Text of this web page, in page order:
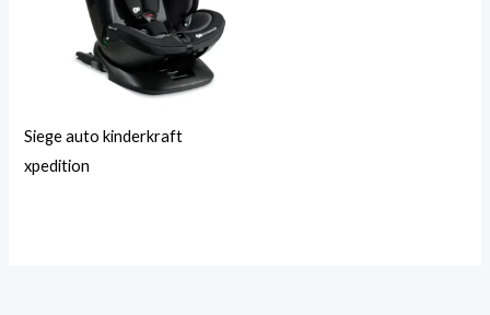
Siege auto kinderkraft
xpedition